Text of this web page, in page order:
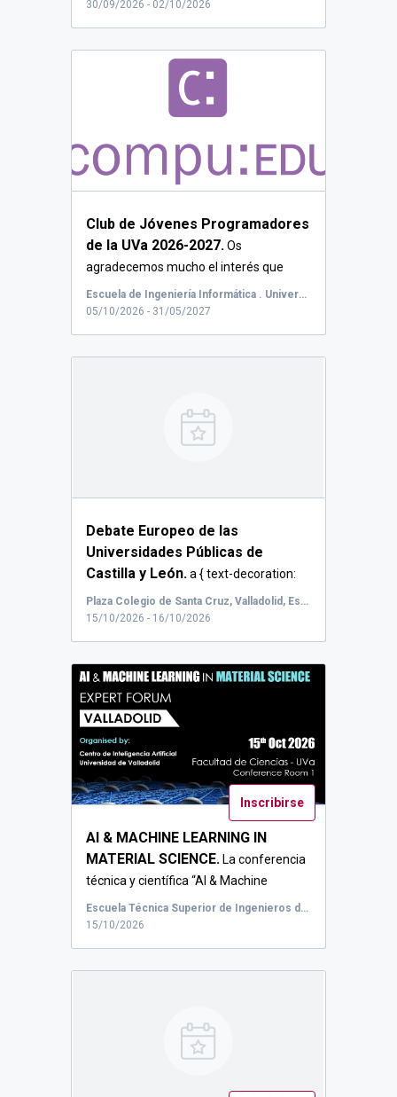
30/09/2026 - 02/10/2026
Club de Jóvenes Programadores
de la UVa 2026-2027.Os
agradecemos mucho el interés que
mostráis en el C...
Escuela de Ingeniería Informática . Universidad de Valladolid (Inf-UVa), Paseo de Belén, Valladolid, España
05/10/2026 - 31/05/2027
Debate Europeo de las
Universidades Públicas de
Castilla y León.a { text-decoration:
none; color: #464...
Plaza Colegio de Santa Cruz, Valladolid, España
15/10/2026 - 16/10/2026
Inscribirse
AI & MACHINE LEARNING IN
MATERIAL SCIENCE. La conferencia
técnica y científica “AI & Machine
Learni...
Escuela Técnica Superior de Ingenieros de Telecomunicación . Universidad de Valladolid (ETSIT-UVa), Paseo de Belén, Valladolid, Spain
15/10/2026